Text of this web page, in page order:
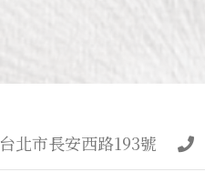
台北市長安西路193號